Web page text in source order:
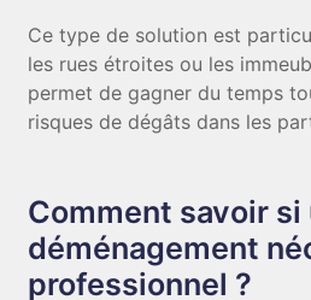
Ce type de solution est
les rues étroites ou les
permet de gagner du temps
risques de dégâts dans les
Comment savoir si
déménagement
professionnel ?